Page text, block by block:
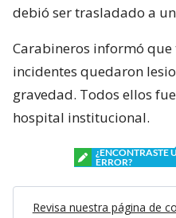
debió ser trasladado a
Carabineros informó
incidentes quedaron
gravedad. Todos ellos
hospital institucional.
¿ENCONTRASTE
ERROR?
Revisa nuestra página de